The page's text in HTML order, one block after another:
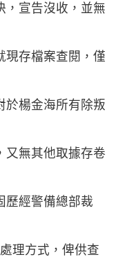
，宣告沒收，並無
現存檔案查閱，僅
於楊金海所有除叛
又無其他取據存卷
歷經警備總部裁
理方式，俾供查